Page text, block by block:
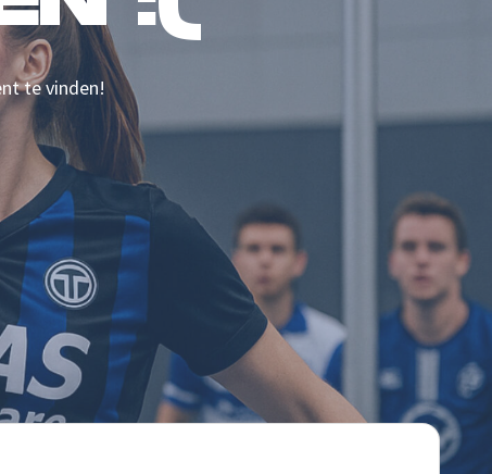
te vinden!